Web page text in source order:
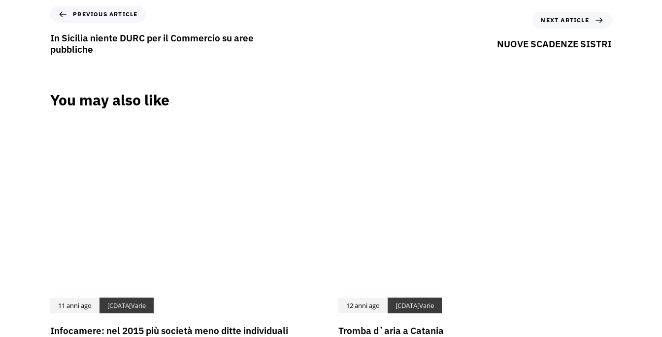
PREVIOUS ARTICLE
In Sicilia niente DURC per il Commercio su aree
pubbliche
NEXT ARTICLE
NUOVE SCADENZE SISTRI
You may also like
11 anni ago [CDATA[Varie
Infocamere: nel 2015 più società meno ditte individuali
12 anni ago [CDATA[Varie
Tromba d`aria a Catania